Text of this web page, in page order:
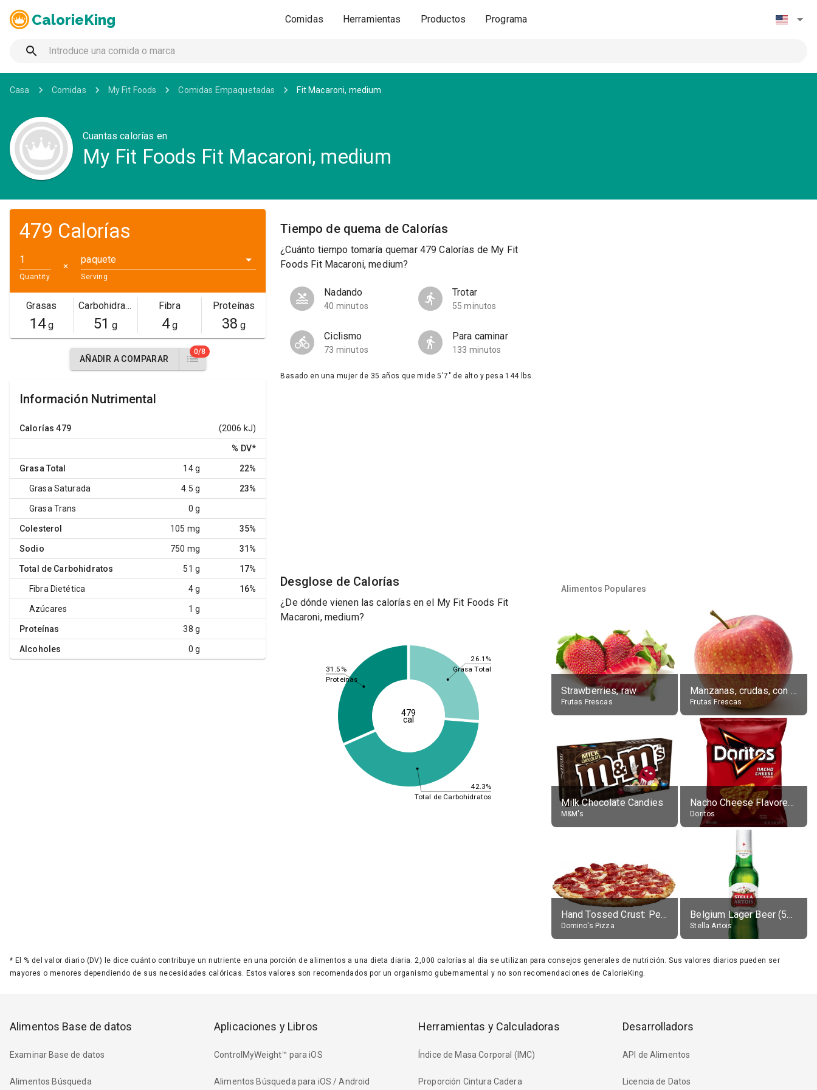
CalorieKing Comidas Herramientas Productos Programa
Casa Comidas My Fit Foods Comidas Empaquetadas Fit Macaroni, medium
Cuantas calorías en
My Fit Foods Fit Macaroni, medium
479 Calorías
Quantity
✕
paquete
Serving
Grasas
14g
Carbohidratos
51 g
Fibra
4g
Proteínas
38 g
AÑADIR A COMPARAR
0/8
Información Nutrimental
Calorías 479 (2006 kJ)
% DV*
Grasa Total 14 g 22%
Grasa Saturada 4.5 g 23%
Grasa Trans 0 g
Colesterol 105 mg 35%
Sodio 750 mg 31%
Total de Carbohidratos 51 g 17%
Fibra Dietética 4 g 16%
Azúcares 1 g
Proteínas 38 g
Alcoholes 0 g
Tiempo de quema de Calorías
¿Cuánto tiempo tomaría quemar 479 Calorías de My Fit
Foods Fit Macaroni, medium?
Nadando
40 minutos
Trotar
55 minutos
Ciclismo
73 minutos
Para caminar
133 minutos
Basado en una mujer de 35 años que mide 5'7" de alto y pesa 144 lbs.
Desglose de Calorías
¿De dónde vienen las calorías en el My Fit Foods Fit
Macaroni, medium?
26.1%
42.3%
31.5% Grasa Total
Total de Carbohidratos
Proteínas
479
cal
Alimentos Populares
Strawberries, raw
Frutas Frescas
Manzanas, crudas, con piel
Frutas Frescas
Milk Chocolate Candies
M&M's
Nacho Cheese Flavored Tortilla Chips
Doritos
Hand Tossed Crust: Pepperoni Pizza (Large 14")
Domino's Pizza
Belgium Lager Beer (5% alc.)
Stella Artois
* El % del valor diario (DV) le dice cuánto contribuye un nutriente en una porción de alimentos a una dieta diaria. 2,000 calorías al día se utilizan para consejos generales de nutrición. Sus valores diarios pueden ser
mayores o menores dependiendo de sus necesidades calóricas. Estos valores son recomendados por un organismo gubernamental y no son recomendaciones de CalorieKing.
Alimentos Base de datos
Examinar Base de datos
Alimentos Búsqueda
Aplicaciones y Libros
ControlMyWeight™ para iOS
Alimentos Búsqueda para iOS / Android
Herramientas y Calculadoras
Índice de Masa Corporal (IMC)
Proporción Cintura Cadera
Desarrolladors
API de Alimentos
Licencia de Datos